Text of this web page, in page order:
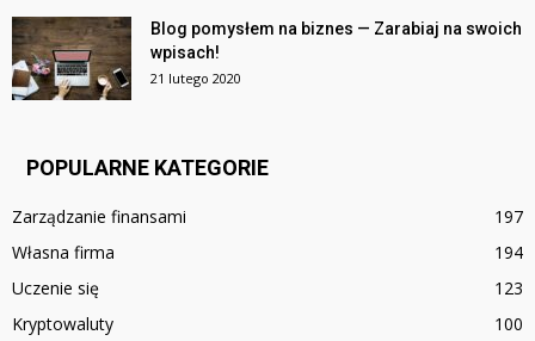
Blog pomysłem na biznes — Zarabiaj na swoich
wpisach!
21 lutego 2020
POPULARNE KATEGORIE
Zarządzanie finansami
197
Własna firma
194
Uczenie się
123
Kryptowaluty
100